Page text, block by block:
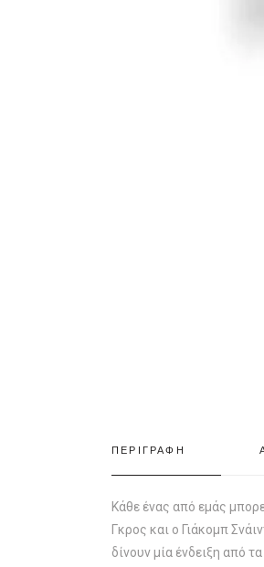
ΠΕΡΙΓΡΑΦΗ
Κάθε ένας από εμάς
Γκρος και ο Γιάκομπ
δίνουν μία ένδειξη από